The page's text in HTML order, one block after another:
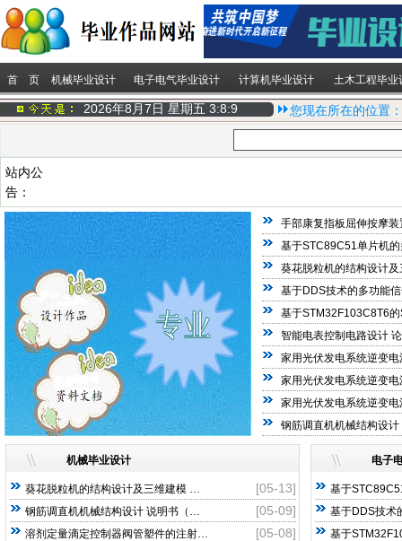
首 页 机械毕业设计 电子电气毕业设计 计算机毕业设计 土木工程毕业
2026年8月7日 星期五 3:8:9 您现在所在的位置：
站内公
告：
手部康复指板屈伸按摩
基于STC89C51单片机
葵花脱粒机的结构设计
基于DDS技术的多功能
基于STM32F103C8T6
智能电表控制电路设计
家用光伏发电系统逆变
家用光伏发电系统逆变
家用光伏发电系统逆变
钢筋调直机机械结构设
机械毕业设计
[05-13]
葵花脱粒机的结构设计及三维建模 …
[05-09]
钢筋调直机机械结构设计 说明书（…
[05-08]
溶剂定量滴定控制器阀管塑件的注射…
电子
基于
基于DDS技术
基于